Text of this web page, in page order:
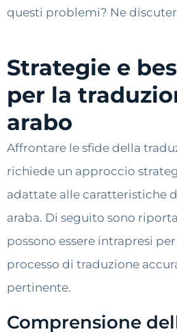
questi problemi? Ne
Strategie e
per la
arabo
Affrontare le sfide della
richiede un approccio
adattate alle caratteristiche
araba. Di seguito sono
possono essere intrapresi
processo di traduzione
pertinente.
Comprensione